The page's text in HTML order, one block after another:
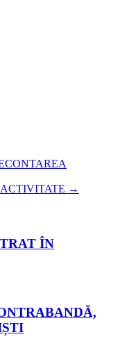
→
ÎN